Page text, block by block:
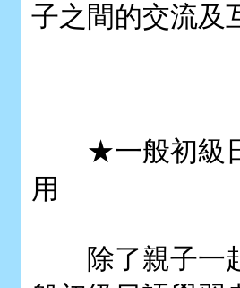
子之間的交流及
★一般初級日
用
除了親子一起